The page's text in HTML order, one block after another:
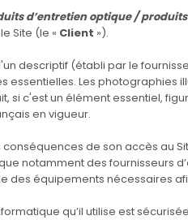
d’entretien optique /
Site (le « Client »).
descriptif (établi par le
Les photographies
si c'est un élément essentiel,
en vigueur.
de son accès au
notamment des fournisseurs
des équipements nécessaires
qu’il utilise est